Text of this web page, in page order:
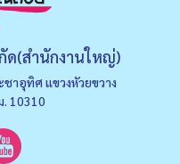
ด(สำนักงานใหญ่)
าอุทิศ แขวงหัวยขวาง
. 10310